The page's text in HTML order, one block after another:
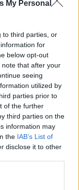
My Personal
to third parties, or
for
below opt-out
that after your
seeing
utilized by
parties prior to
of the further
third parties on the
information may
the IAB’s List of
disclose it to other
cu Oscarul,
din toată